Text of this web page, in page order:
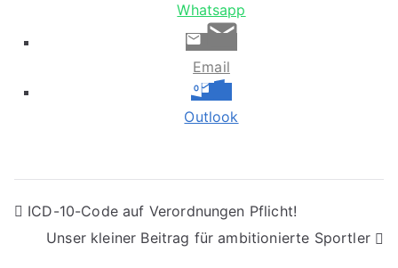
Whatsapp
Email
Outlook
ICD-10-Code auf Verordnungen Pflicht!
Unser kleiner Beitrag für ambitionierte Sportler